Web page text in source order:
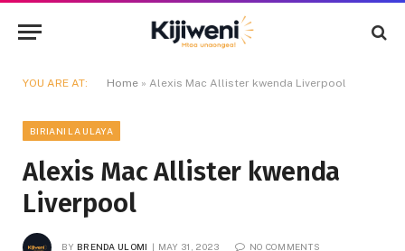
YOU ARE AT: Home » Alexis Mac Allister kwenda Liverpool
BIRIANI LA ULAYA
Alexis Mac Allister kwenda
Liverpool
BY BRENDA ULOMI MAY 31, 2023 NO COMMENTS